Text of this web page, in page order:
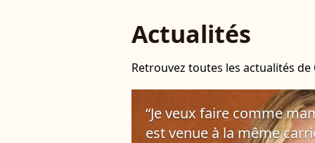
Actualités
Retrouvez toutes les actualités
“Je veux faire comme
est venue à la même